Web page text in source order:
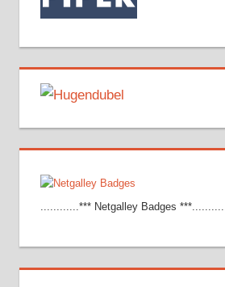
............*** Netgalley Badges ***............